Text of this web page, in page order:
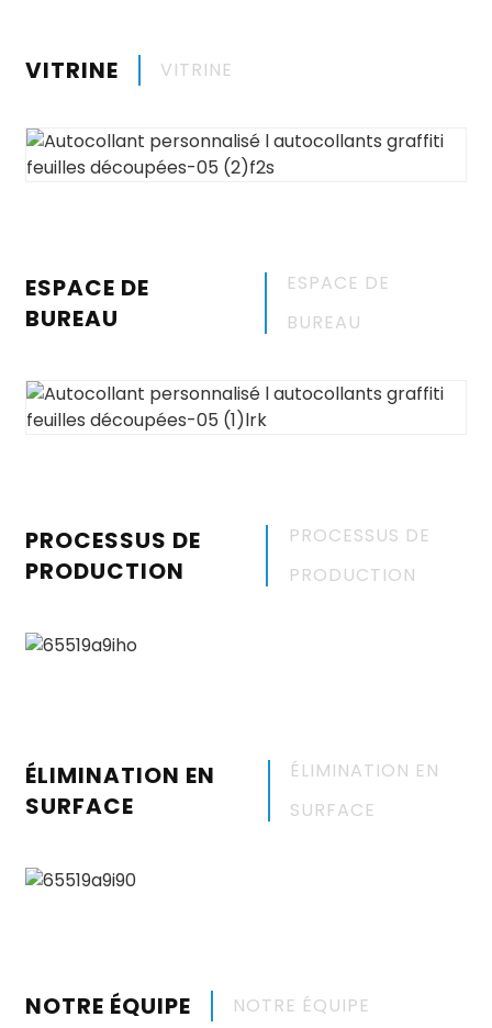
VITRINE VITRINE
ESPACE DE
BUREAU
ESPACE DE
BUREAU
PROCESSUS DE
PRODUCTION
PROCESSUS DE
PRODUCTION
ÉLIMINATION EN
SURFACE
ÉLIMINATION EN
SURFACE
NOTRE ÉQUIPE NOTRE ÉQUIPE